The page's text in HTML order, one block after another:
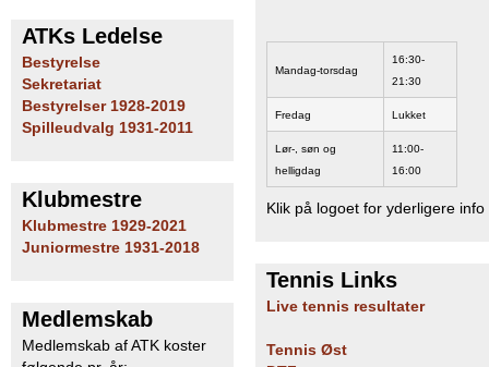
ATKs Ledelse
Bestyrelse
Sekretariat
Bestyrelser 1928-2019
Spilleudvalg 1931-2011
Klubmestre
Klubmestre 1929-2021
Juniormestre 1931-2018
Medlemskab
Medlemskab af ATK koster
Mandag-torsdag
16:30-
21:30
Fredag Lukket
Lør-, søn og
helligdag
11:00-
16:00
Klik på logoet for yderligere info
Tennis Links
Live tennis resultater
Tennis Øst